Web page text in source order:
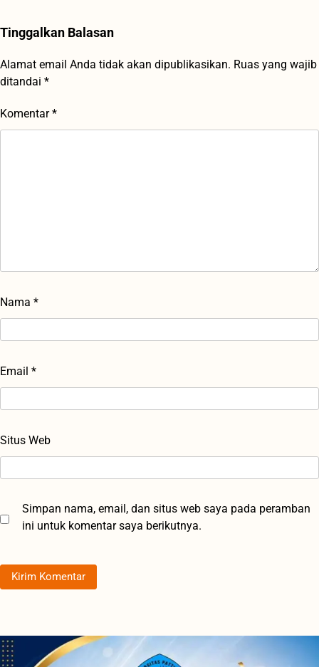
Tinggalkan Balasan
Alamat email Anda tidak akan dipublikasikan. Ruas yang wajib
ditandai *
Komentar*
Nama *
Email *
Situs Web
Simpan nama, email, dan situs web saya pada peramban
ini untuk komentar saya berikutnya.